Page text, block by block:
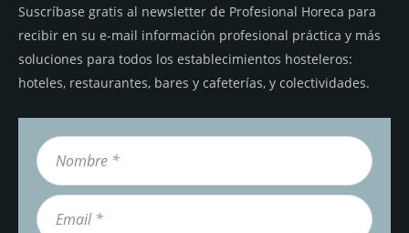
Suscríbase gratis al newsletter de Profesional Horeca para
recibir en su e-mail información profesional práctica y más
soluciones para todos los establecimientos hosteleros:
hoteles, restaurantes, bares y cafeterías, y colectividades.